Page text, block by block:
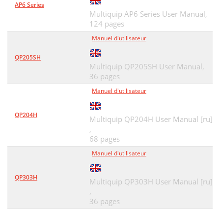
AP6 Series
Multiquip AP6 Series User Manual,
124 pages
QP205SH
Manuel d'utilisateur
Multiquip QP205SH User Manual,
36 pages
QP204H
Manuel d'utilisateur
Multiquip QP204H User Manual [ru]
,
68 pages
QP303H
Manuel d'utilisateur
Multiquip QP303H User Manual [ru]
,
36 pages